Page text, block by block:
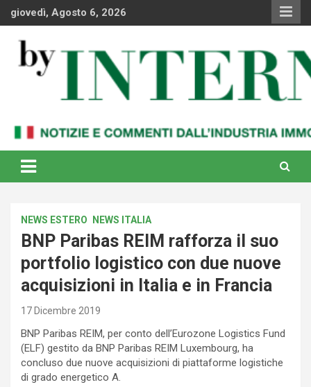
Skipgiovedì, Agosto 6, 2026
By Internews
internazionale
NEWS ESTERO NEWS ITALIA
BNP Paribas REIM rafforza il suo
portfolio logistico con due nuove
acquisizioni in Italia e in Francia
17 Dicembre 2019
BNP Paribas REIM, per conto dell’Eurozone Logistics Fund
(ELF) gestito da BNP Paribas REIM Luxembourg, ha
concluso due nuove acquisizioni di piattaforme logistiche
di grado energetico A.